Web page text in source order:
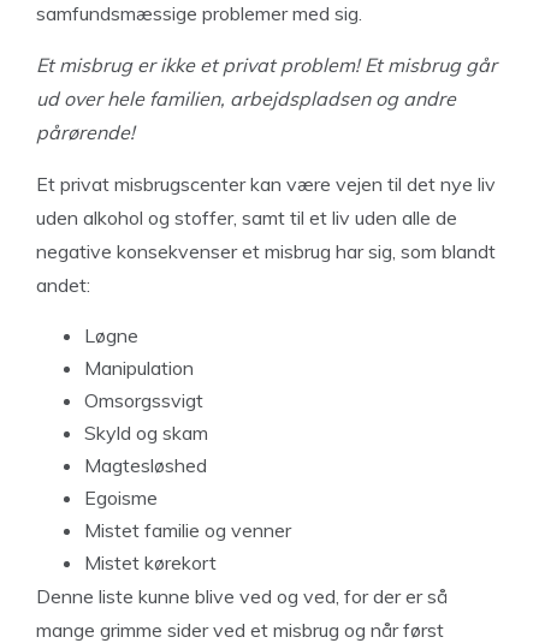
samfundsmæssige problemer med sig.
Et misbrug er ikke et privat problem! Et misbrug går
ud over hele familien, arbejdspladsen og andre
pårørende!
Et privat misbrugscenter kan være vejen til det nye liv
uden alkohol og stoffer, samt til et liv uden alle de
negative konsekvenser et misbrug har sig, som blandt
andet:
Løgne
Manipulation
Omsorgssvigt
Skyld og skam
Magtesløshed
Egoisme
Mistet familie og venner
Mistet kørekort
Denne liste kunne blive ved og ved, for der er så
mange grimme sider ved et misbrug og når først